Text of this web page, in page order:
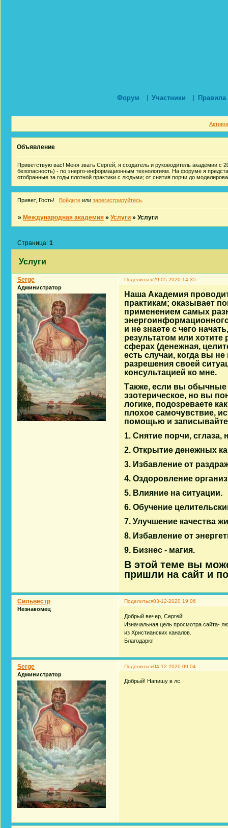
Форум Участники Правила
Объявление
Приветствую вас! Меня звать Сергей, я создатель и руководитель академии с
безопасность) - по энерго-информационным технологиям. На форуме я
отобранные за годы плотной практики с людьми; от снятия порчи до
Привет, Гость! Войдитеили зарегистрируйтесь.
»Международная академия »Услуги »Услуги
Услуги
Страница:1
Поделиться29-05-2020 14:35
Serge
Администратор
Наша Академия
практикам; оказывает
применением самых
и не знаете с чего
результатом или
сферах (денежная,
есть случаи, когда вы
разрешения своей
консультацией ко мне.
Также, если вы обычные
эзотерическое, но вы
логике, подозреваете
плохое самочувствие,
помощью и
1. Снятие порчи, сглаза,
2. Открытие денежных
3. Избавление от
4. Оздоровление
5. Влияние на ситуации.
6. Обучение
7. Улучшение качества
8. Избавление от
9. Бизнес - магия.
В этой теме вы
пришли на сайт и
Поделиться03-12-2020 19:06
Сильвестр
Незнакомец
Добрый вечер, Сергей!
Изначальная цель просмотра сайта-
из Христианских каналов.
Благодарю!
Поделиться04-12-2020 09:04
Serge
Администратор
Добрый! Напишу в лс.